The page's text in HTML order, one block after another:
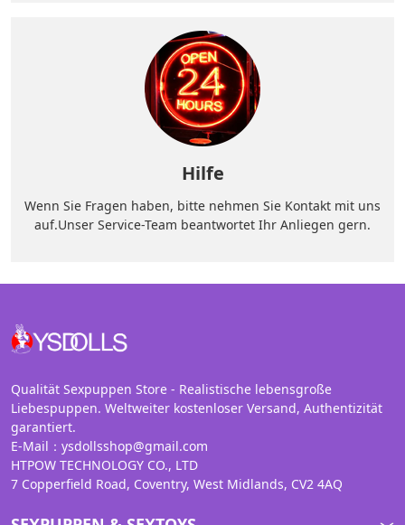
Hilfe
Wenn Sie Fragen haben, bitte nehmen Sie Kontakt mit uns
auf.Unser Service-Team beantwortet Ihr Anliegen gern.
Qualität Sexpuppen Store - Realistische lebensgroße
Liebespuppen. Weltweiter kostenloser Versand, Authentizität
garantiert.
E-Mail：ysdollsshop@gmail.com
HTPOW TECHNOLOGY CO., LTD
7 Copperfield Road, Coventry, West Midlands, CV2 4AQ